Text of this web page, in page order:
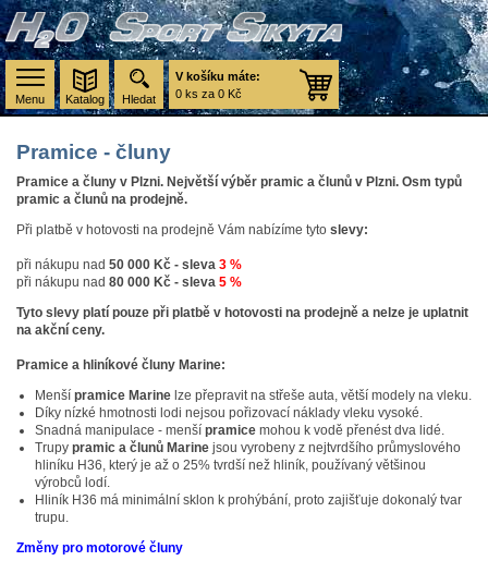
Menu
V košíku máte:
0 ks za 0 Kč
Hledat
Pramice - čluny
Pramice a čluny v Plzni. Největší výběr pramic a člunů v Plzni. Osm typů
pramic a člunů na prodejně.
Při platbě v hotovosti na prodejně Vám nabízíme tyto slevy:
při nákupu nad 50 000 Kč - sleva 3 %
při nákupu nad 80 000 Kč - sleva 5 %
Tyto slevy platí pouze při platbě v hotovosti na prodejně a nelze je uplatnit
na akční ceny.
Pramice a hliníkové čluny Marine:
Menší pramice Marinelze přepravit na střeše auta, větší modely na vleku.
Díky nízké hmotnosti lodi nejsou pořizovací náklady vleku vysoké.
Snadná manipulace - menší pramicemohou k vodě přenést dva lidé.
Trupy pramic a člunů Marinejsou vyrobeny z nejtvrdšího průmyslového
hliníku H36, který je až o 25% tvrdší než hliník, používaný většinou
výrobců lodí.
Hliník H36 má minimální sklon k prohýbání, proto zajišťuje dokonalý tvar
trupu.
Změny pro motorové čluny
Katalog